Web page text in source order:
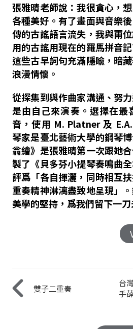
張雅晴老師說 ：我很貪心，
各種美好。有了畫面與音樂
傳的古謠語言流失，我與兩
用的古謠用現在的羅馬拼音
這些古早詞句充滿隱喩，暗
浪漫情懷。
從探集到與作曲家溝通、努
是由自己來演奏。選擇在最
音，使用 M. Platner 及
琴家是臺北藝術大學的鋼琴
翁繪》是張雅晴第一次跟她
製了《貝多芬小提琴奏鳴曲
評爲「各自揮灑，同時相互
重奏精神淋漓盡致地呈現」
美學的堅持，爲我們留下一
雙⼦⼆重奏
台
手